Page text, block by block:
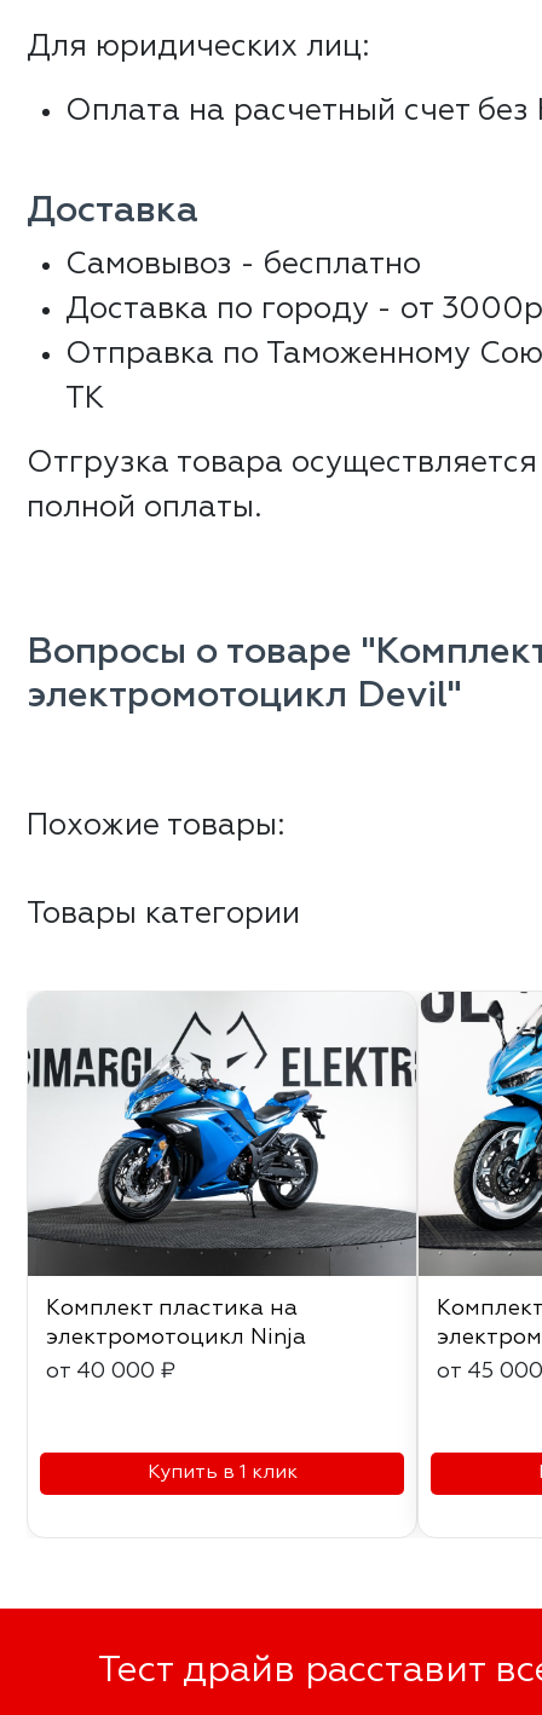
Для юридических лиц:
Оплата на расчетный счет
Доставка
Самовывоз - бесплатно
Доставка по городу - от
Отправка по Таможенному
ТК
Отгрузка товара
полной оплаты.
Вопросы о товаре
электромотоцикл Devil"
Похожие товары:
Товары категории
Комплект пластика на
электромотоцикл Ninja
от 40 000 ₽
Купить в 1 клик
от 45
Тест драйв расставит